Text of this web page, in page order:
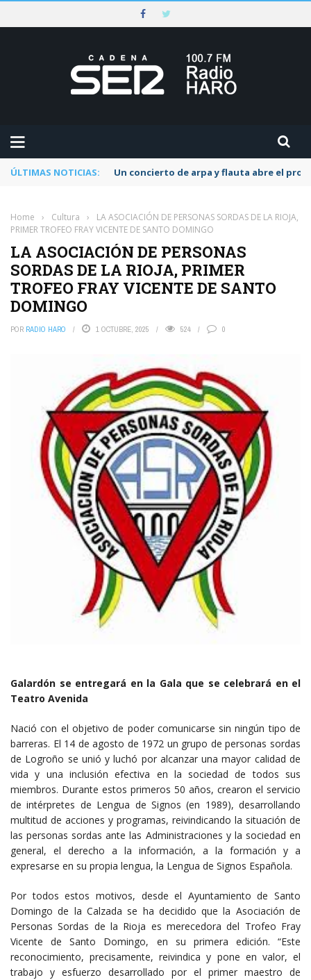
ÚLTIMAS NOTICIAS: Un concierto de arpa y flauta abre el
Home › Cultura ›
LA ASOCIACIÓN DE PERSONAS SORDAS DE LA RIOJA,
PRIMER TROFEO FRAY VICENTE DE SANTO DOMINGO
LA ASOCIACIÓN DE PERSONAS
SORDAS DE LA RIOJA, PRIMER
TROFEO FRAY VICENTE DE SANTO
DOMINGO
POR RADIO HARO 1 OCTUBRE, 2025 524 0
Galardón se entregará en la Gala que se celebrará en el
Teatro Avenida
Nació con el objetivo de poder comunicarse sin ningún tipo de
barreras. El 14 de agosto de 1972 un grupo de personas sordas
de Logroño se unió y luchó por alcanzar una mayor calidad de
vida y una inclusión efectiva en la sociedad de todos sus
miembros. Durante estos primeros 50 años, crearon el servicio
de intérpretes de Lengua de Signos (en 1989), desarrollando
multitud de acciones y programas, reivindicando la situación de
las personas sordas ante las Administraciones y la sociedad en
general, el derecho a la información, a la formación y a
expresarse en su propia lengua, la Lengua de Signos Española.
Por todos estos motivos, desde el Ayuntamiento de Santo
Domingo de la Calzada se ha decidido que la Asociación de
Personas Sordas de la Rioja es merecedora del Trofeo Fray
Vicente de Santo Domingo, en su primera edición. “Este
reconocimiento, precisamente, reivindica y pone en valor, el
trabajo y esfuerzo desarrollado por el primer maestro de